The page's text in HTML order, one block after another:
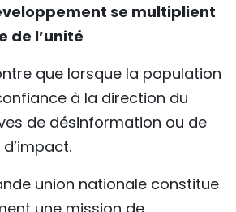
se multiplient
de l’unité
que lorsque la population
à la direction du
de désinformation ou de
union nationale constitue